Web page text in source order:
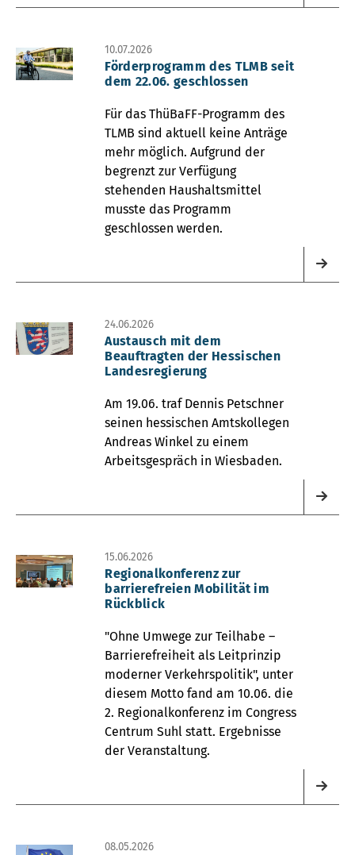
10.07.2026
Förderprogramm des TLMB seit
dem 22.06. geschlossen
Für das ThüBaFF-Programm des
TLMB sind aktuell keine Anträge
mehr möglich. Aufgrund der
begrenzt zur Verfügung
stehenden Haushaltsmittel
musste das Programm
geschlossen werden.
24.06.2026
Austausch mit dem
Beauftragten der Hessischen
Landesregierung
Am 19.06. traf Dennis Petschner
seinen hessischen Amtskollegen
Andreas Winkel zu einem
Arbeitsgespräch in Wiesbaden.
15.06.2026
Regionalkonferenz zur
barrierefreien Mobilität im
Rückblick
"Ohne Umwege zur Teilhabe –
Barrierefreiheit als Leitprinzip
moderner Verkehrspolitik", unter
diesem Motto fand am 10.06. die
2. Regionalkonferenz im Congress
Centrum Suhl statt. Ergebnisse
der Veranstaltung.
08.05.2026